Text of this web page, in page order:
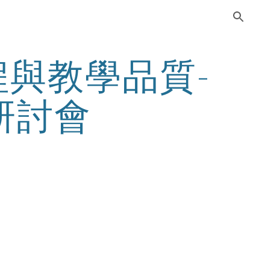
教學品質-
討會